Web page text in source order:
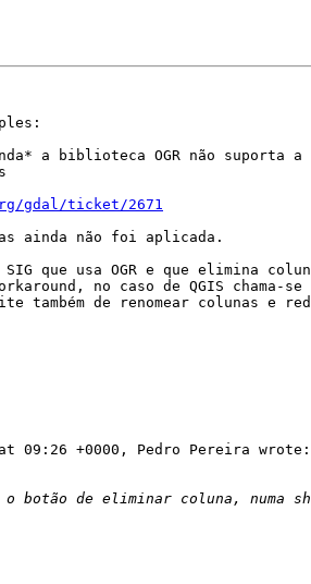
a biblioteca OGR não suporta a
gdal/ticket/2671
ainda não foi aplicada.
que usa OGR e que elimina
no caso de QGIS chama-
também de renomear colunas e
09:26 +0000, Pedro Pereira wrote: